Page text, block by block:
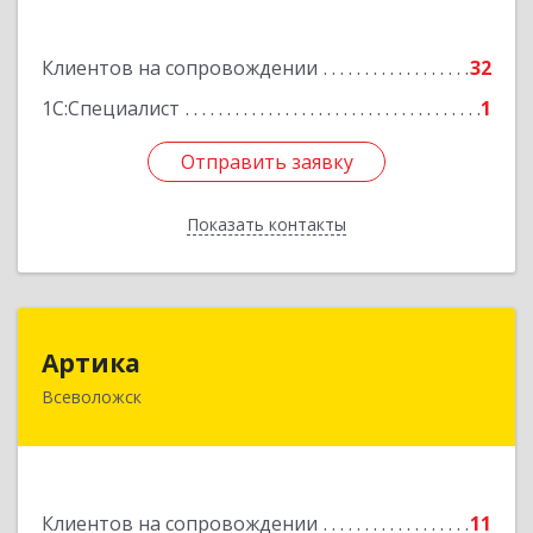
Клиентов на сопровождении
32
1С:Специалист
1
Отправить заявку
Показать контакты
Подробнее
Отправить заявку
Назад
Артика
Всеволожск
Клиентов на сопровождении 11
188645, Ленинградская обл, Всеволожск г,